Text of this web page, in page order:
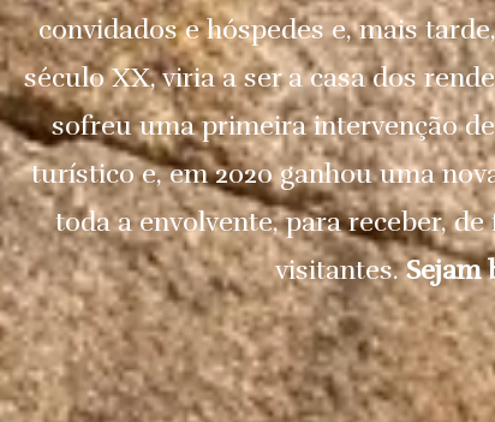
convidados e hóspedes e, mais
século XX, viria a ser a casa dos
sofreu uma primeira intervenção
turístico e, em 2020 ganhou uma
toda a envolvente, para receber,
visitantes.Sejam